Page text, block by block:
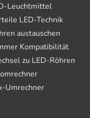
Leuchtmittel
LED-Technik
austauschen
Kompatibilität
zu LED-Röhren
Umrechner